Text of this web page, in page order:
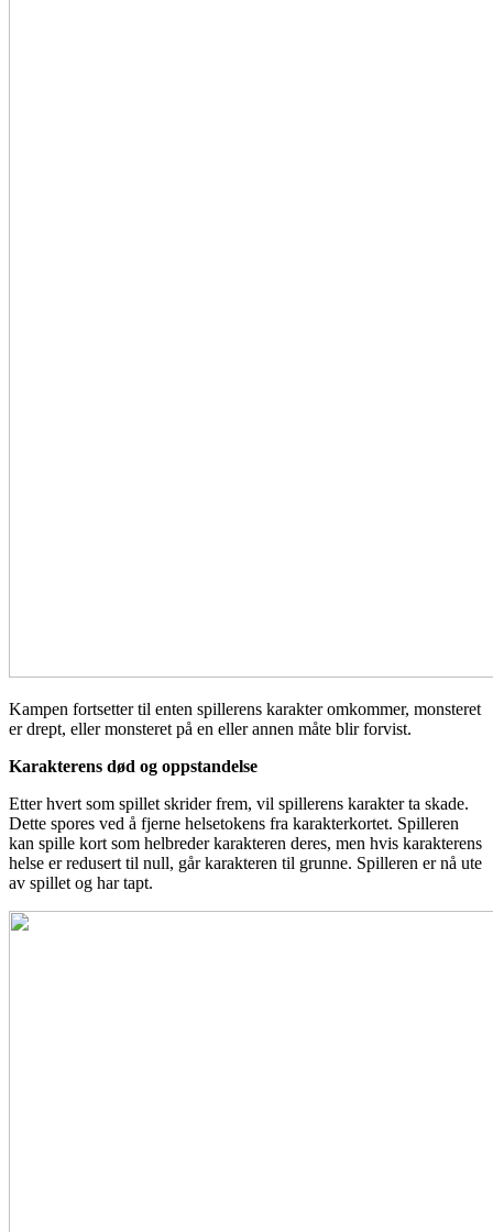
Kampen fortsetter til enten spillerens karakter omkommer, monsteret
er drept, eller monsteret på en eller annen måte blir forvist.
Karakterens død og oppstandelse
Etter hvert som spillet skrider frem, vil spillerens karakter ta skade.
Dette spores ved å fjerne helsetokens fra karakterkortet. Spilleren
kan spille kort som helbreder karakteren deres, men hvis karakterens
helse er redusert til null, går karakteren til grunne. Spilleren er nå ute
av spillet og har tapt.